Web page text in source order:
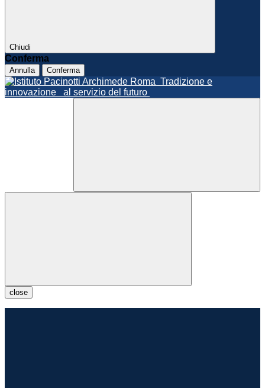
Chiudi
Conferma
Annulla Conferma
Roma Tradizione e
innovazione
al servizio del futuro
close